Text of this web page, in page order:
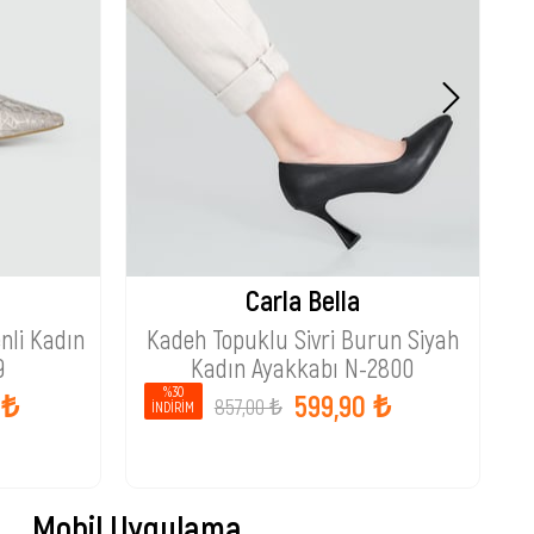
Kadın
Carla Bella
Kadeh Topuklu Sivri Burun Siyah
Kadın Ayakkabı N-2800
599,90 ₺
857,00 ₺
%30
İNDIRIM